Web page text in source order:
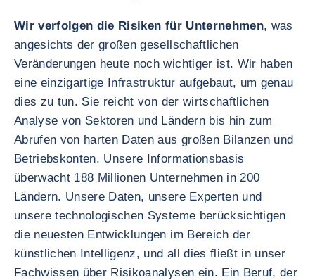
Wir verfolgen die Risiken für Unternehmen, was
angesichts der großen gesellschaftlichen
Veränderungen heute noch wichtiger ist. Wir haben
eine einzigartige Infrastruktur aufgebaut, um genau
dies zu tun. Sie reicht von der wirtschaftlichen
Analyse von Sektoren und Ländern bis hin zum
Abrufen von harten Daten aus großen Bilanzen und
Betriebskonten. Unsere Informationsbasis
überwacht 188 Millionen Unternehmen in 200
Ländern. Unsere Daten, unsere Experten und
unsere technologischen Systeme berücksichtigen
die neuesten Entwicklungen im Bereich der
künstlichen Intelligenz, und all dies fließt in unser
Fachwissen über Risikoanalysen ein. Ein Beruf, der